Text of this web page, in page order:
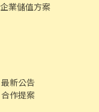
企業儲值方案
最新公告
合作提案